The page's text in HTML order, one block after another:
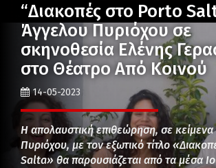
“Διακοπές στο Porto
Άγγελου Πυριόχου σε
σκηνοθεσία Ελένης
στο Θέατρο Από Κοινού
14-05-2023
Η απολαυστική επιθεώρηση, σε
Πυριόχου, με τον εξωτικό τίτλο
Salta» θα παρουσιάζεται από τα μέσα